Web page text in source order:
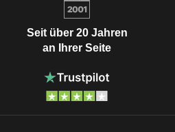
Seit über 20 Jahren
an Ihrer Seite